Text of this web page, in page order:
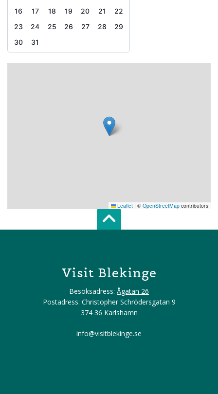
16
17 18 19 20 21
22
23
24 25 26 27 28
29
30
31
Leaflet | © OpenStreetMap contributors
Scroll top of
Visit Blekinge
Besöksadress: Ågatan 26
Postadress: Christopher Schrödersgatan 9
374 36 Karlshamn
info@visitblekinge.se